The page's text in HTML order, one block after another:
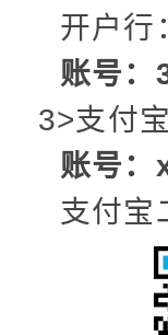
开户行
账号
3>支付
账号
支付宝